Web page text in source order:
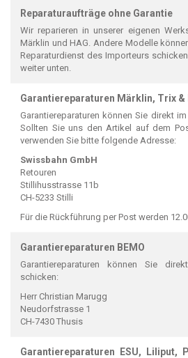
Reparaturaufträge ohne Garantie
Wir reparieren in unserer eigenen
Märklin und HAG. Andere Modelle
Reparaturdienst des Importeurs
weiter unten.
Garantiereparaturen Märklin, Trix
Garantiereparaturen können Sie direkt
Sollten Sie uns den Artikel auf dem
verwenden Sie bitte folgende Adresse:
Swissbahn GmbH
Retouren
Stillihusstrasse 11b
CH-5233 Stilli
Für die Rückführung per Post werden
Garantiereparaturen BEMO
Garantiereparaturen können Sie
schicken:
Herr Christian Marugg
Neudorfstrasse 1
CH-7430 Thusis
Garantiereparaturen ESU, Liliput,